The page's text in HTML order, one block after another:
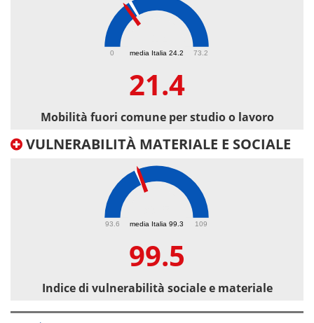
media Italia 24.2
0 73.2
21.4
Mobilità fuori comune per studio o lavoro
VULNERABILITÀ MATERIALE E SOCIALE
media Italia 99.3
93.6 109
99.5
Indice di vulnerabilità sociale e materiale